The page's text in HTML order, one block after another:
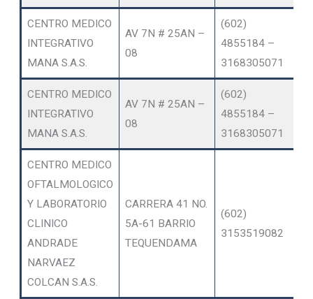
CENTRO MEDICO
INTEGRATIVO
MANA S.A.S.
AV 7N # 25AN –
08
(602)
4855184 –
3168305071
CENTRO MEDICO
INTEGRATIVO
MANA S.A.S.
AV 7N # 25AN –
08
(602)
4855184 –
3168305071
CENTRO MEDICO
OFTALMOLOGICO
Y LABORATORIO
CLINICO
ANDRADE
NARVAEZ
COLCAN S.A.S.
CARRERA 41 NO.
5A-61 BARRIO
TEQUENDAMA
(602)
3153519082